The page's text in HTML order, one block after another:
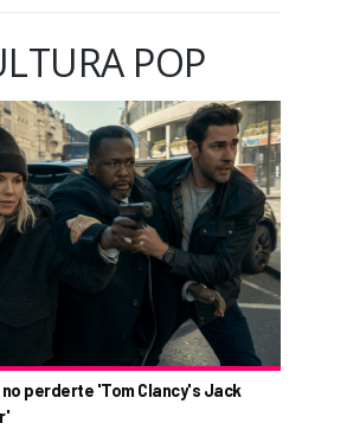
POP
perderte 'Tom Clancy's Jack